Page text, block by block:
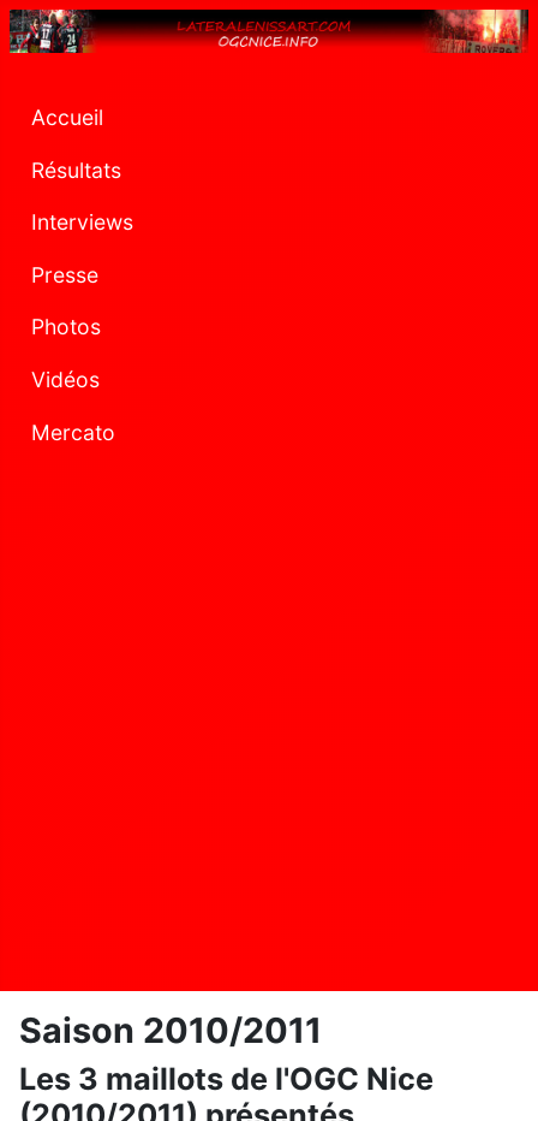
Accueil
Résultats
Interviews
Presse
Photos
Vidéos
Mercato
Saison 2010/2011
Les 3 maillots de l'OGC Nice